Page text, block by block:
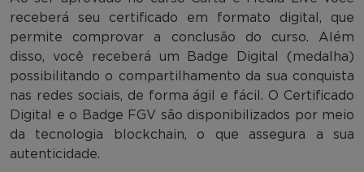
receberá seu certificado em formato digital, que
permite comprovar a conclusão do curso. Além
disso, você receberá um Badge Digital (medalha)
possibilitando o compartilhamento da sua conquista
nas redes sociais, de forma ágil e fácil. O Certificado
Digital e o Badge FGV são disponibilizados por meio
da tecnologia blockchain, o que assegura a sua
autenticidade.